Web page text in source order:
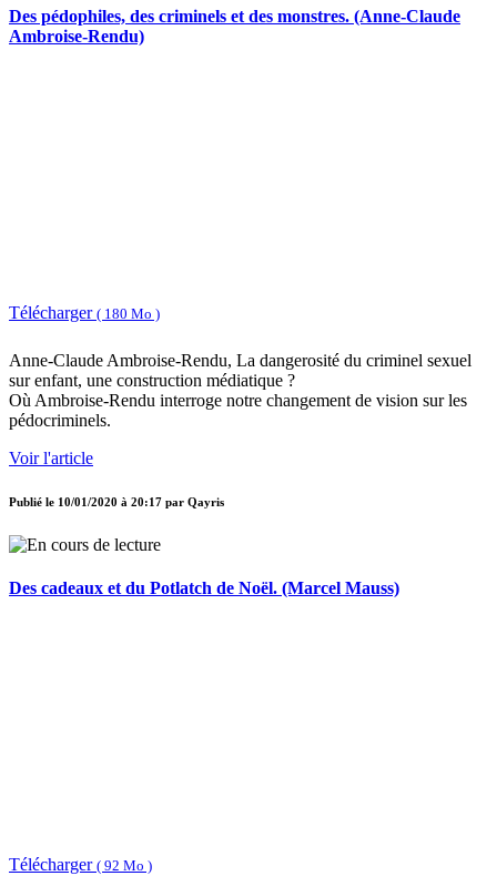
Des pédophiles, des criminels et des monstres. (Anne-Claude
Ambroise-Rendu)
Télécharger ( 180 Mo )
Anne-Claude Ambroise-Rendu, La dangerosité du criminel sexuel
sur enfant, une construction médiatique ?
Où Ambroise-Rendu interroge notre changement de vision sur les
pédocriminels.
Voir l'article
Publié le 10/01/2020 à 20:17 par Qayris
Des cadeaux et du Potlatch de Noël. (Marcel Mauss)
Télécharger ( 92 Mo )